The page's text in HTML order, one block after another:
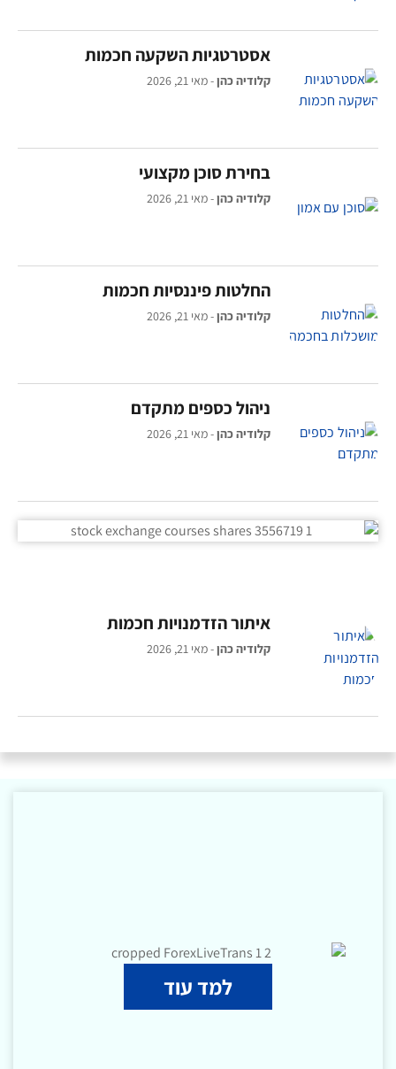
אסטרטגיות השקעה חכמות
קלודיה כהן מאי 21, 2026
בחירת סוכן מקצועי
קלודיה כהן מאי 21, 2026
החלטות פיננסיות חכמות
קלודיה כהן מאי 21, 2026
ניהול כספים מתקדם
קלודיה כהן מאי 21, 2026
איתור הזדמנויות חכמות
קלודיה כהן מאי 21, 2026
למד עוד